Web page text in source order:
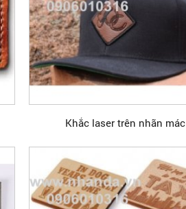
Khắc laser trên nhãn mác